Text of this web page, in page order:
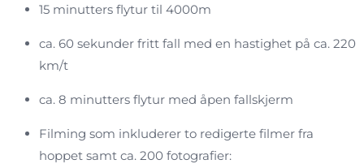
15 minutters flytur til 4000m
ca. 60 sekunder fritt fall med en hastighet på ca. 220
km/t
ca. 8 minutters flytur med åpen fallskjerm
Filming som inkluderer to redigerte filmer fra
hoppet samt ca. 200 fotografier: